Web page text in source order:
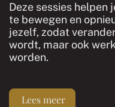
Deze sessies helpen
te bewegen en
jezelf, zodat
wordt, maar ook
worden.
Lees meer